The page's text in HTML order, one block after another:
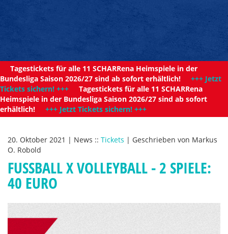
Tagestickets für alle 11 SCHARRena Heimspiele in der
Bundesliga Saison 2026/27 sind ab sofort erhältlich! +++ Jetzt
Tickets sichern! +++ Tagestickets für alle 11 SCHARRena
Heimspiele in der Bundesliga Saison 2026/27 sind ab sofort
erhältlich! +++ Jetzt Tickets sichern! +++
20. Oktober 2021 | News :: Tickets | Geschrieben von Markus
O. Robold
FUSSBALL X VOLLEYBALL - 2 SPIELE: 4
0 EURO